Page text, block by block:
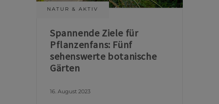
NATUR & AKTIV
Spannende Ziele für
Pflanzenfans: Fünf
sehenswerte botanische
Gärten
16. August 2023